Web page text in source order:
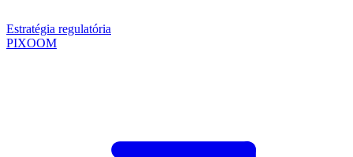
Estratégia regulatória
PIXOOM